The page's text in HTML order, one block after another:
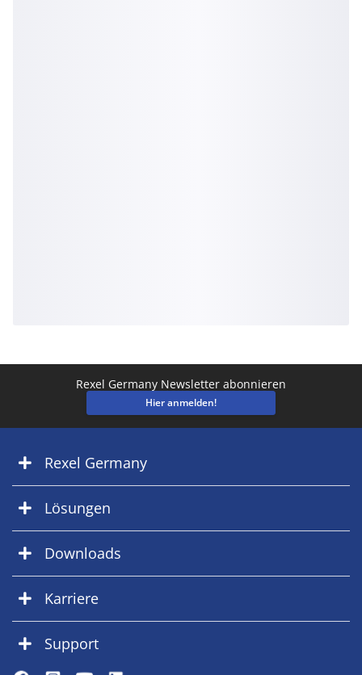
Rexel Germany Newsletter abonnieren
Hier anmelden!
Rexel Germany
Lösungen
Downloads
Karriere
Support